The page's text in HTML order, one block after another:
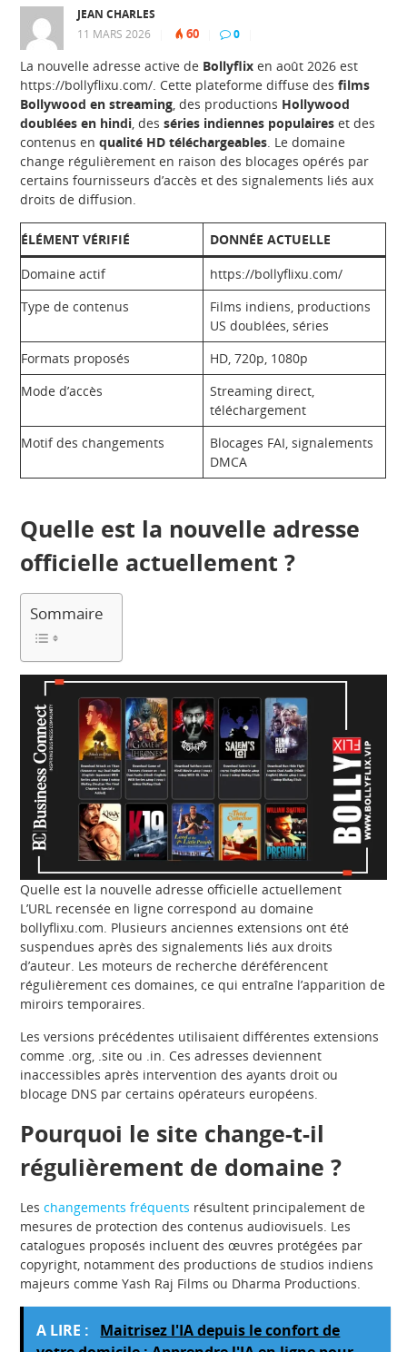
JEAN CHARLES
11 MARS 2026
60 0
La nouvelle adresse active de Bollyflix en août 2026 est
https://bollyflixu.com/. Cette plateforme diffuse desfilms
Bollywood en streaming, des productions Hollywood
doublées en hindi, desséries indiennes populaires et des
contenus enqualité HD téléchargeables. Le domaine
change régulièrement en raison des blocages opérés par
certains fournisseurs d’accès et des signalements liés aux
droits de diffusion.
ÉLÉMENT VÉRIFIÉ
DONNÉE ACTUELLE
Domaine actif
https://bollyflixu.com/
Type de contenus
Films indiens, productions
US doublées, séries
Formats proposés
HD, 720p, 1080p
Mode d’accès
Streaming direct,
téléchargement
Motif des changements
Blocages FAI, signalements
DMCA
Quelle est la nouvelle adresse
officielle actuellement ?
Sommaire
Quelle est la nouvelle adresse officielle actuellement
L’URL recensée en ligne correspond au domaine
bollyflixu.com. Plusieurs anciennes extensions ont été
suspendues après des signalements liés aux droits
d’auteur. Les moteurs de recherche déréférencent
régulièrement ces domaines, ce qui entraîne l’apparition de
miroirs temporaires.
Les versions précédentes utilisaient différentes extensions
comme .org, .site ou .in. Ces adresses deviennent
inaccessibles après intervention des ayants droit ou
blocage DNS par certains opérateurs européens.
Pourquoi le site change-t-il
régulièrement de domaine ?
Leschangements fréquents résultent principalement de
mesures de protection des contenus audiovisuels. Les
catalogues proposés incluent des œuvres protégées par
copyright, notamment des productions de studios indiens
majeurs comme Yash Raj Films ou Dharma Productions.
A LIRE :
Maitrisez l'IA depuis le confort de